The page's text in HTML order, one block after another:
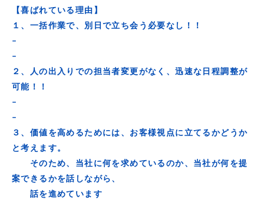
【喜ばれている理由】
１、一括作業で、別日で立ち会う必要なし！！
–
–
２、人の出入りでの担当者変更がなく、迅速な日程調整が
可能！！
–
–
３、価値を高めるためには、お客様視点に立てるかどうか
と考えます。
そのため、当社に何を求めているのか、当社が何を提
案できるかを話しながら、
話を進めています